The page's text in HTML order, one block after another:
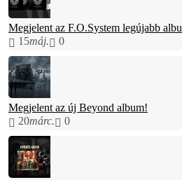
Megjelent az F.O.System legújabb
15máj. 0
Megjelent az új Beyond album!
20márc. 0